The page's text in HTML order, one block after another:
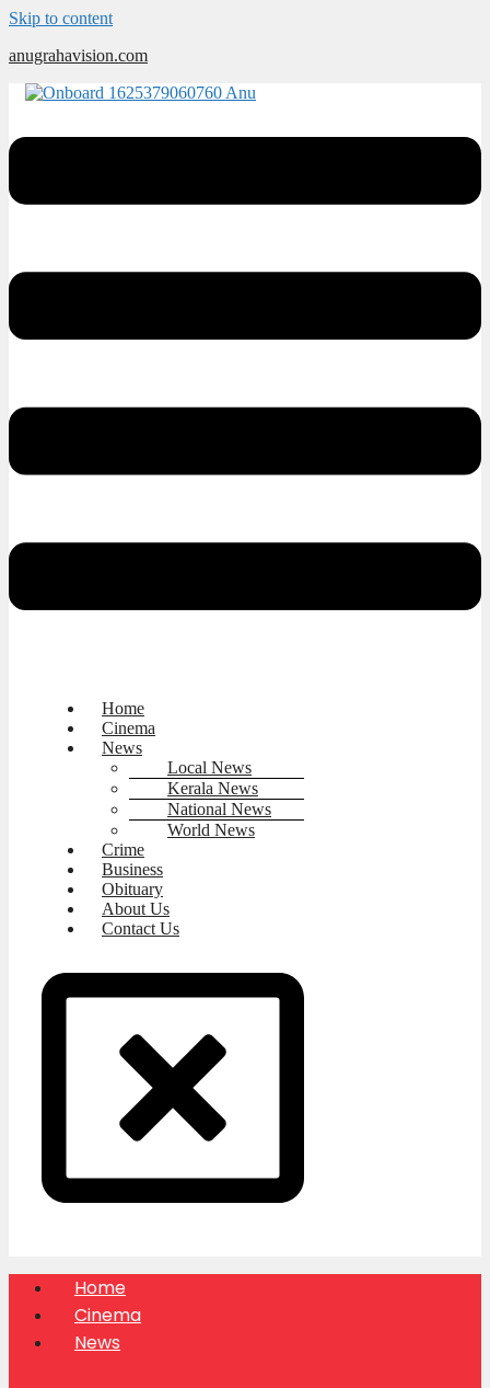
Skip to content
anugrahavision.com
Home
Cinema
News
Local News
Kerala News
National News
World News
Crime
Business
Obituary
About Us
Contact Us
Home
Cinema
News